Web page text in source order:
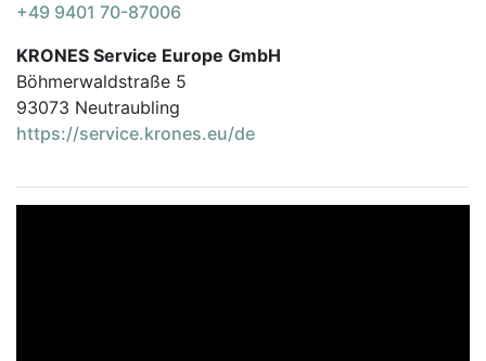
+49 9401 70-87006
KRONES Service Europe GmbH
Böhmerwaldstraße 5
93073 Neutraubling
https://service.krones.eu/de